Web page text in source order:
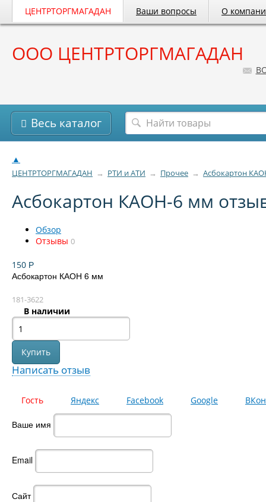
ЦЕНТРТОРГМАГАДАН Ваши вопросы О
ООО ЦЕНТРТОРГМАГАДАН
Весь каталог
▲
ЦЕНТРТОРГМАГАДАН → РТИ и АТИ → Прочее → Асбокартон
Асбокартон КАОН-6 мм
Обзор
Отзывы 0
150 Р
Асбокартон КАОН 6 мм
181-3622
В наличии
Написать отзыв
Гость Яндекс Facebook Google
Ваше имя
Email
Сайт